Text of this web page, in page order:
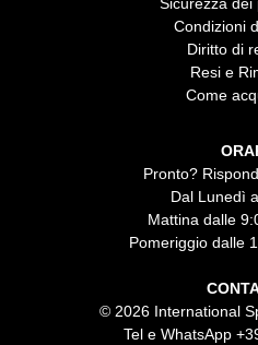
Sicurezza dei
Condizioni
Diritto di
Resi e
Come
Pronto?
Dal Lunedì
Mattina dalle
Pomeriggio dalle
© 2026 International
Tel e WhatsApp